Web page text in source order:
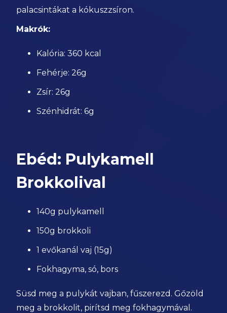
palacsintákat a kókuszzsíron.
Makrók:
Kalória: 360 kcal
Fehérje: 26g
Zsír: 26g
Szénhidrát: 6g
Ebéd: Pulykamell
Brokkolival
140g pulykamell
150g brokkoli
1 evőkanál vaj (15g)
Fokhagyma, só, bors
Süsd meg a pulykát vajban, fűszerezd. Gőzöld
meg a brokkolit, pirítsd meg fokhagymával.